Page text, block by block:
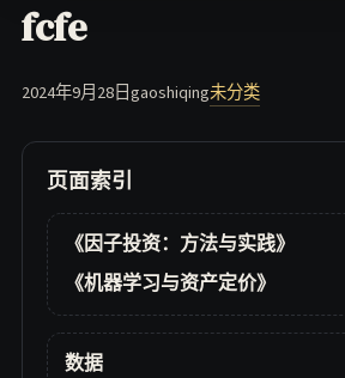
fcfe
2024年9月28日gaoshiqing未分类
页面索引
《因子投资：方法与实践》
《机器学习与资产定价》
数据